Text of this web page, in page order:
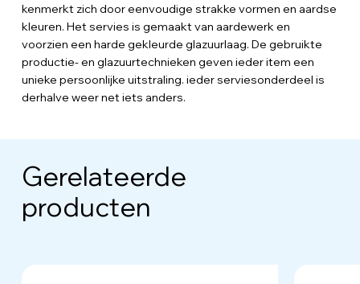
kenmerkt zich door eenvoudige strakke vormen en aardse
kleuren. Het servies is gemaakt van aardewerk en
voorzien een harde gekleurde glazuurlaag. De gebruikte
productie- en glazuurtechnieken geven ieder item een
unieke persoonlijke uitstraling. ieder serviesonderdeel is
derhalve weer net iets anders.
Gerelateerde
producten